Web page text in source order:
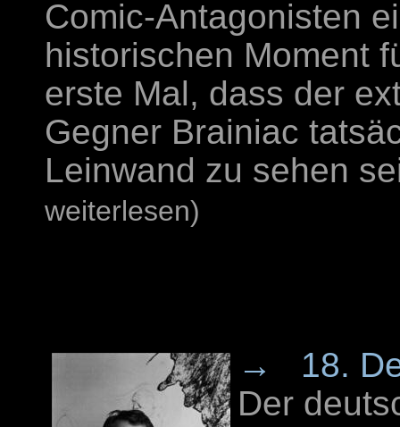
Comic-Antagonisten
historischen Moment
erste Mal, dass der
Gegner Brainiac
Leinwand zu sehen
weiterlesen)
→
18.
Der